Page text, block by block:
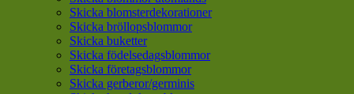
Skicka blomsterdekorationer
Skicka bröllopsblommor
Skicka buketter
Skicka födelsedagsblommor
Skicka företagsblommor
Skicka gerberor/germinis